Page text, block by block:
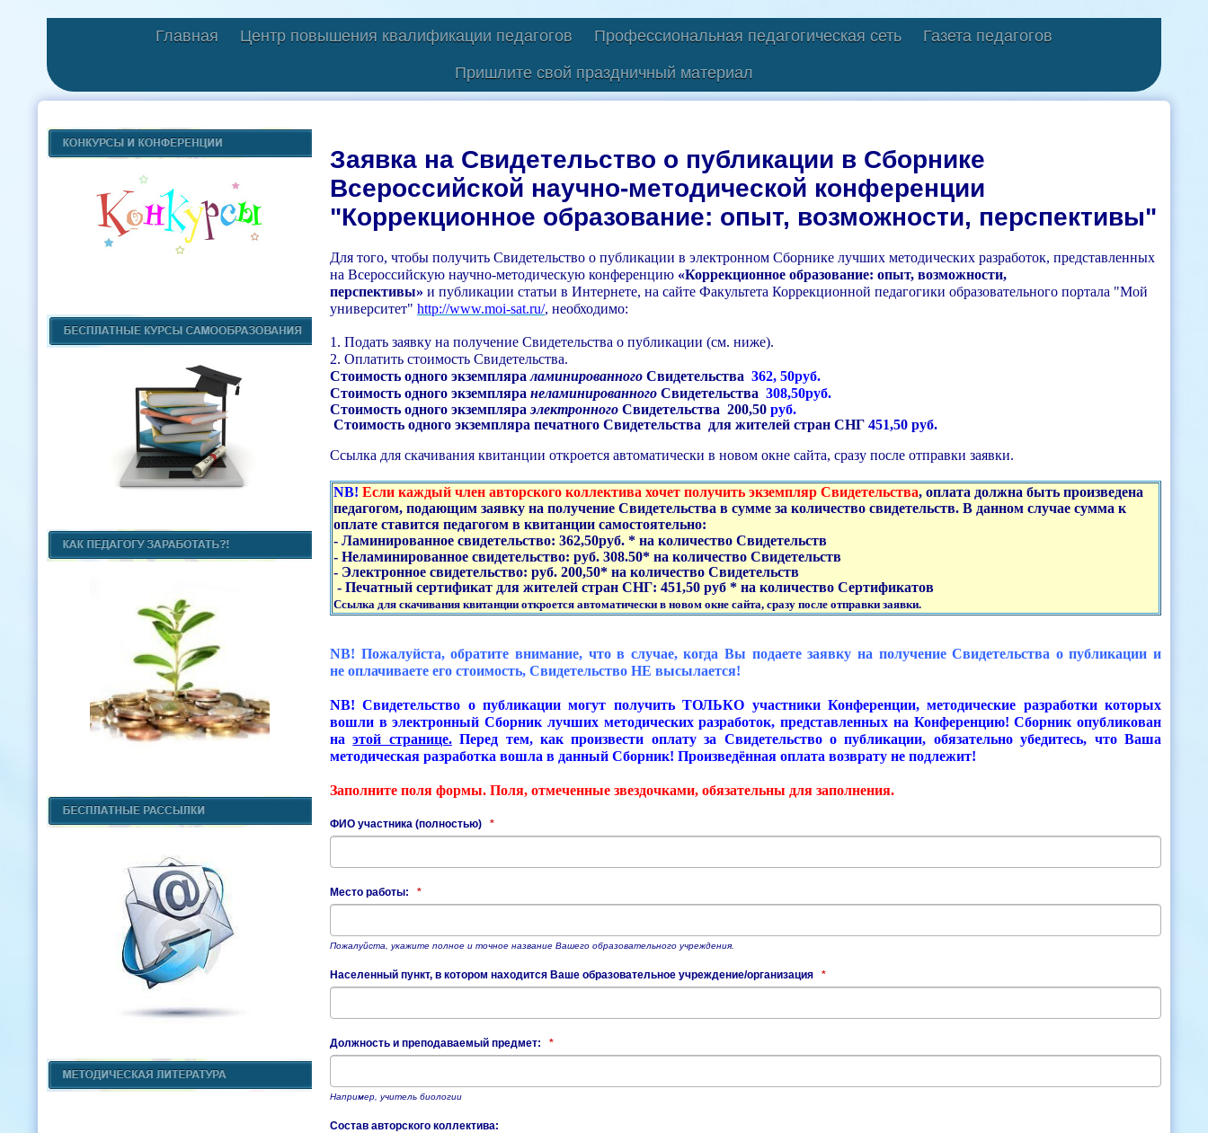
Главная Центр повышения квалификации педагогов Профессиональная педагогическая сеть Газета педагогов
Пришлите свой праздничный материал
Заявка на Свидетельство о публикации в Сборнике
Всероссийской научно-методической конференции
"Коррекционное образование: опыт, возможности, перспективы"
Для того, чтобы получить Свидетельство о публикации в электронном Сборнике лучших методических разработок, представленных
на Всероссийскую научно-методическую конференцию «Коррекционное образование: опыт, возможности,
перспективы» и публикации статьи в Интернете, на сайте Факультета Коррекционной педагогики образовательного портала "Мой
университет" http://www.moi-sat.ru/, необходимо:
1. Подать заявку на получение Свидетельства о публикации (см. ниже).
2. Оплатить стоимость Свидетельства.
Стоимость одного экземпляраламинированного Свидетельства 362, 50руб.
Стоимость одного экземпляра неламинированного Свидетельства 308,50руб.
Стоимость одного экземпляраэлектронного Свидетельства 200,50 руб.
Стоимость одного экземпляра печатного Свидетельства для жителей стран СНГ 451,50 руб.
Ссылка для скачивания квитанции откроется автоматически в новом окне сайта, сразу после отправки заявки.
NB! Если каждый член авторского коллектива хочет получить экземпляр Свидетельства, оплата должна быть произведена
педагогом, подающим заявку на получение Свидетельства в сумме за количество свидетельств. В данном случае сумма к
оплате ставится педагогом в квитанции самостоятельно:
- Ламинированное свидетельство: 362,50руб. * на количество Свидетельств
- Неламинированное свидетельство: руб. 308.50* на количество Свидетельств
- Электронное свидетельство: руб. 200,50* на количество Свидетельств
- Печатный сертификат для жителей стран СНГ: 451,50 руб * на количество Сертификатов
Ссылка для скачивания квитанции откроется автоматически в новом окне сайта, сразу после отправки заявки.
NB! Пожалуйста, обратите внимание, что в случае, когда Вы подаете заявку на получение Свидетельства о публикации и
не оплачиваете его стоимость, Свидетельство НЕ высылается!
NB! Свидетельство о публикации могут получить ТОЛЬКО участники Конференции, методические разработки которых
вошли в электронный Сборник лучших методических разработок, представленных на Конференцию! Сборник опубликован
наэтой странице.Перед тем, как произвести оплату за Свидетельство о публикации, обязательно убедитесь, что Ваша
методическая разработка вошла в данный Сборник! Произведённая оплата возврату не подлежит!
Заполните поля формы. Поля, отмеченные звездочками, обязательны для заполнения.
ФИО участника (полностью) *
Место работы: *
Пожалуйста, укажите полное и точное название Вашего образовательного учреждения.
Населенный пункт, в котором находится Ваше образовательное учреждение/организация *
Должность и преподаваемый предмет: *
Например, учитель биологии
Состав авторского коллектива: